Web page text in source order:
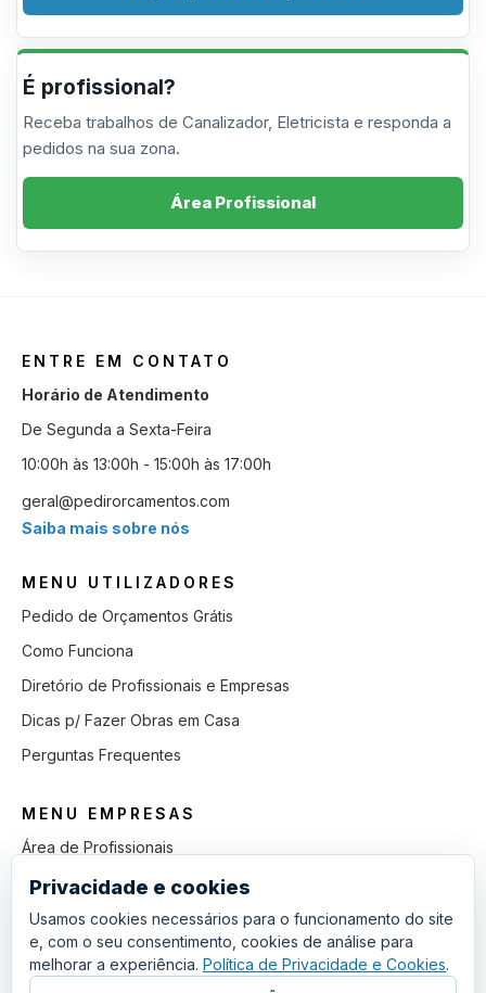
É profissional?
Receba trabalhos de Canalizador, Eletricista e responda a
pedidos na sua zona.
Área Profissional
ENTRE EM CONTATO
Horário de Atendimento
De Segunda a Sexta-Feira
10:00h às 13:00h - 15:00h às 17:00h
geral@pedirorcamentos.com
Saiba mais sobre nós
MENU UTILIZADORES
Pedido de Orçamentos Grátis
Como Funciona
Diretório de Profissionais e Empresas
Dicas p/ Fazer Obras em Casa
Perguntas Frequentes
MENU EMPRESAS
Área de Profissionais
Como Funciona
Lista de Pedidos em Aberto
Como Ganhar mais Obras
Perguntas Frequentes
Privacidade e cookies
Usamos cookies necessários para o funcionamento do site
e, com o seu consentimento, cookies de análise para
melhorar a experiência. Política de Privacidade e Cookies.